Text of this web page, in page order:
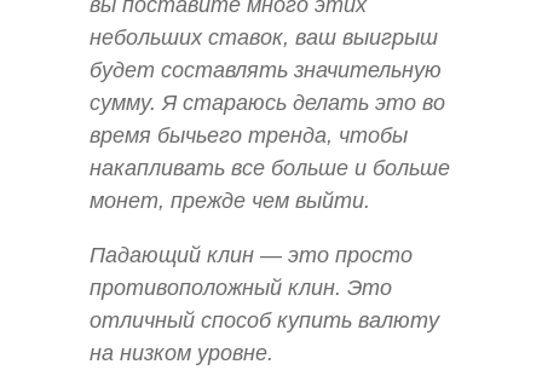
небольших ставок, ваш выигрыш
будет составлять значительную
сумму. Я стараюсь делать это во
время бычьего тренда, чтобы
накапливать все больше и больше
монет, прежде чем выйти.
Падающий клин — это просто
противоположный клин. Это
отличный способ купить валюту
на низком уровне.